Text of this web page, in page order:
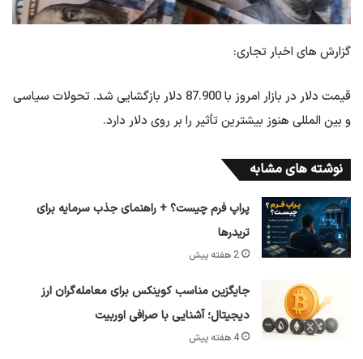
گزارش های اخبار تجاری:
قیمت دلار در بازار امروز با 87.900 دلار بازگشایی شد. تحولات سیاسی
و بین المللی هنوز بیشترین تأثیر را بر روی دلار دارد.
نوشته های مشابه
پراپ فرم چیست؟ + راهنمای جذب سرمایه برای
تریدرها
2 هفته پیش
جایگزین مناسب کوینکس برای معامله‌گران ارز
دیجیتال؛ آشنایی با صرافی اوربیت
4 هفته پیش